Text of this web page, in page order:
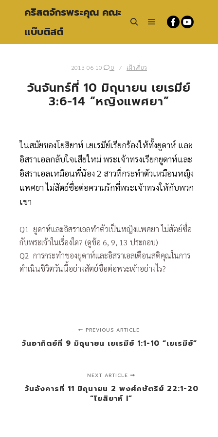
คริสตจักรพระคุณ คณะ
แบ๊บติสต์
2013-06-10 0 เฝ้าเดี่ยว
วันจันทร์ที่ 10 มิถุนายน เยเรมีย์
3:6-14 “หญิงแพศยา”
ในสมัยของโยสิยาห์ เยเรมีย์เรียกร้องให้ทั้งยูดาห์ และ
อิสราเอลกลับใจเสียใหม่ พระเจ้าทรงเรียกยูดาห์และ
อิสราเอลเหมือนพี่น้อง 2 สาวที่กระทำตัวเหมือนหญิง
แพศยา ไม่สัตย์ซื่อต่อความรักที่พระเจ้าทรงให้กับพวก
เขา
Q1 ยูดาห์และอิสราเอลทำตัวเป็นหญิงแพศยา ไม่สัตย์ซื่อ
กับพระเจ้าในเรื่องใด? (ดูข้อ 6, 9, 13 ประกอบ)
Q2 การกระทำของยูดาห์และอิสราเอลเตือนสติคุณในการ
ดำเนินชีวิตวันนี้อย่างสัตย์ซื่อต่อพระเจ้าอย่างไร?
PREVIOUS ARTICLE
วันอาทิตย์ที่ 9 มิถุนายน เยเรมีย์ 1:1-10 “เยเรมีย์”
NEXT ARTICLE
วันอังคารที่ 11 มิถุนายน 2 พงศ์กษัตริย์ 22:1-20
“โยสิยาห์ I”